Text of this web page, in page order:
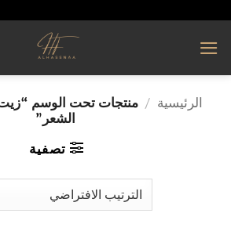
الرئيسية / منتجات تحت الوسم
الشعر”
تصفية